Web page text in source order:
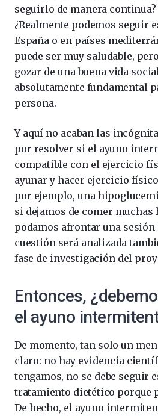
seguirlo de manera continua?
¿Realmente podemos seguir
España o en países
puede ser muy saludable,
gozar de una buena vida
absolutamente fundamental
persona.
Y aquí no acaban las
por resolver si el ayuno
compatible con el ejercicio
ayunar y hacer ejercicio
por ejemplo, una
si dejamos de comer muchas
podamos afrontar una sesión
cuestión será analizada
fase de investigación del
Entonces,
el ayuno
De momento, tan solo un
claro: no hay evidencia
tengamos, no se debe seguir
tratamiento dietético porque
De hecho, el ayuno